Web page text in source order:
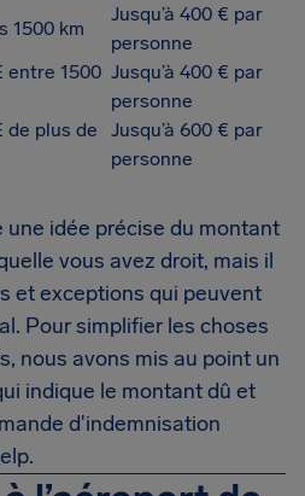
1500 km
Jusqu’à 400 € par
personne
entre 1500 Jusqu’à 400 € par
personne
de plus de
Jusqu’à 600 € par
personne
une idée précise du montant
vous avez droit, mais il
et exceptions qui peuvent
Pour simplifier les choses
nous avons mis au point un
indique le montant dû et
d'indemnisation